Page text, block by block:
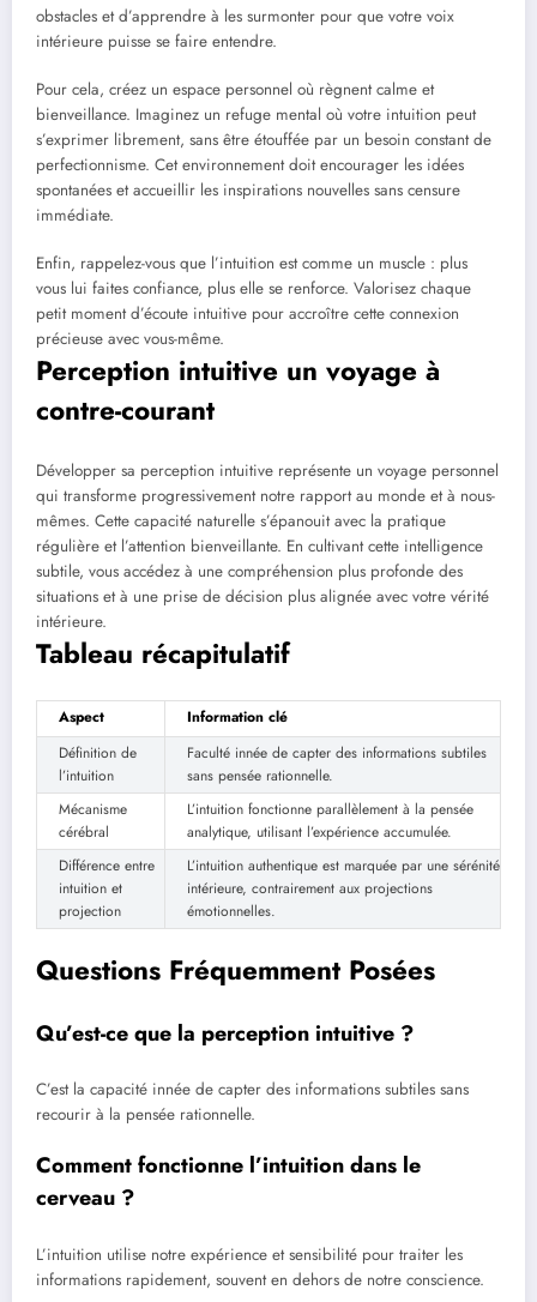
obstacles et d’apprendre à les surmonter pour que votre voix
intérieure puisse se faire entendre.
Pour cela, créez un espace personnel où règnent calme et
bienveillance. Imaginez un refuge mental où votre intuition peut
s’exprimer librement, sans être étouffée par un besoin constant de
perfectionnisme. Cet environnement doit encourager les idées
spontanées et accueillir les inspirations nouvelles sans censure
immédiate.
Enfin, rappelez-vous que l’intuition est comme un muscle : plus
vous lui faites confiance, plus elle se renforce. Valorisez chaque
petit moment d’écoute intuitive pour accroître cette connexion
précieuse avec vous-même.
Perception intuitive un voyage à
contre-courant
Développer sa perception intuitive représente un voyage personnel
qui transforme progressivement notre rapport au monde et à nous-
mêmes. Cette capacité naturelle s’épanouit avec la pratique
régulière et l’attention bienveillante. En cultivant cette intelligence
subtile, vous accédez à une compréhension plus profonde des
situations et à une prise de décision plus alignée avec votre vérité
intérieure.
Tableau récapitulatif
Aspect
Information clé
Définition de
l’intuition
Faculté innée de capter des informations subtiles
sans pensée rationnelle.
Mécanisme
cérébral
L’intuition fonctionne parallèlement à la pensée
analytique, utilisant l’expérience accumulée.
Différence entre
intuition et
projection
L’intuition authentique est marquée par une sérénité
intérieure, contrairement aux projections
émotionnelles.
Questions Fréquemment Posées
Qu’est-ce que la perception intuitive ?
C’est la capacité innée de capter des informations subtiles sans
recourir à la pensée rationnelle.
Comment fonctionne l’intuition dans le
cerveau ?
L’intuition utilise notre expérience et sensibilité pour traiter les
informations rapidement, souvent en dehors de notre conscience.